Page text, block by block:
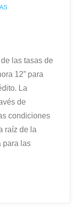
las tasas de
12” para
La
de
condiciones
raíz de la
para las